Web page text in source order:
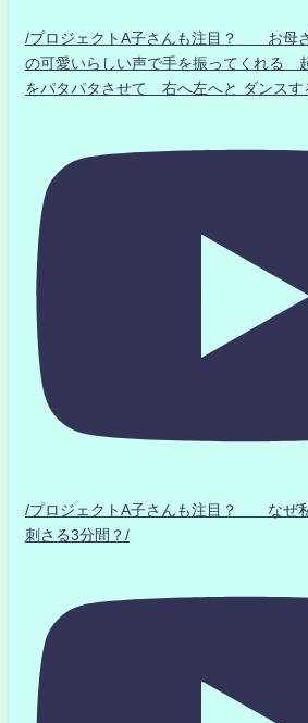
/プロジェクトA子さんも注目？ お母
の可愛いらしい声で手を振ってくれる
をパタパタさせて 右へ左へと ダンスす
/プロジェクトA子さんも注目？ なぜ
刺さる3分間？/